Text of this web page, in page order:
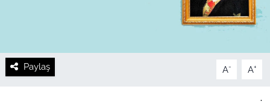
Paylaş A- A+
.